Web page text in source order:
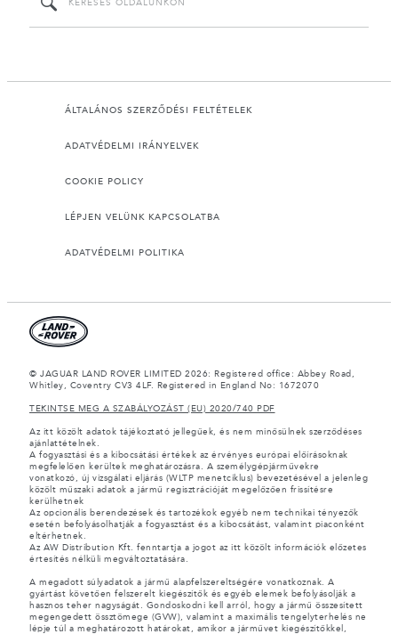
ÁLTALÁNOS SZERZŐDÉSI FELTÉTELEK
ADATVÉDELMI IRÁNYELVEK
COOKIE POLICY
LÉPJEN VELÜNK KAPCSOLATBA
ADATVÉDELMI POLITIKA
© JAGUAR LAND ROVER LIMITED 2026: Registered office: Abbey Road,
Whitley, Coventry CV3 4LF. Registered in England No: 1672070
TEKINTSE MEG A SZABÁLYOZÁST (EU) 2020/740 PDF
Az itt közölt adatok tájékoztató jellegűek, és nem minősülnek szerződéses
ajánlattételnek.
A fogyasztási és a kibocsátási értékek az érvényes európai előírásoknak
megfelelően kerültek meghatározásra. A személygépjárművekre
vonatkozó, új vizsgálati eljárás (WLTP menetciklus) bevezetésével a jelenleg
közölt műszaki adatok a jármű regisztrációját megelőzően frissítésre
kerülhetnek
Az opcionális berendezések és tartozékok egyéb nem technikai tényezők
esetén befolyásolhatják a fogyasztást és a kibocsátást, valamint piaconként
eltérhetnek.
Az AW Distribution Kft. fenntartja a jogot az itt közölt információk előzetes
értesítés nélküli megváltoztatására.
A megadott súlyadatok a jármű alapfelszereltségére vonatkoznak. A
gyártást követően felszerelt kiegészítők és egyéb elemek befolyásolják a
hasznos teher nagyságát. Gondoskodni kell arról, hogy a jármű összesített
megengedett össztömege (GVW), valamint a maximális tengelyterhelés ne
lépje túl a meghatározott határokat, amikor a járművet kiegészítőkkel,